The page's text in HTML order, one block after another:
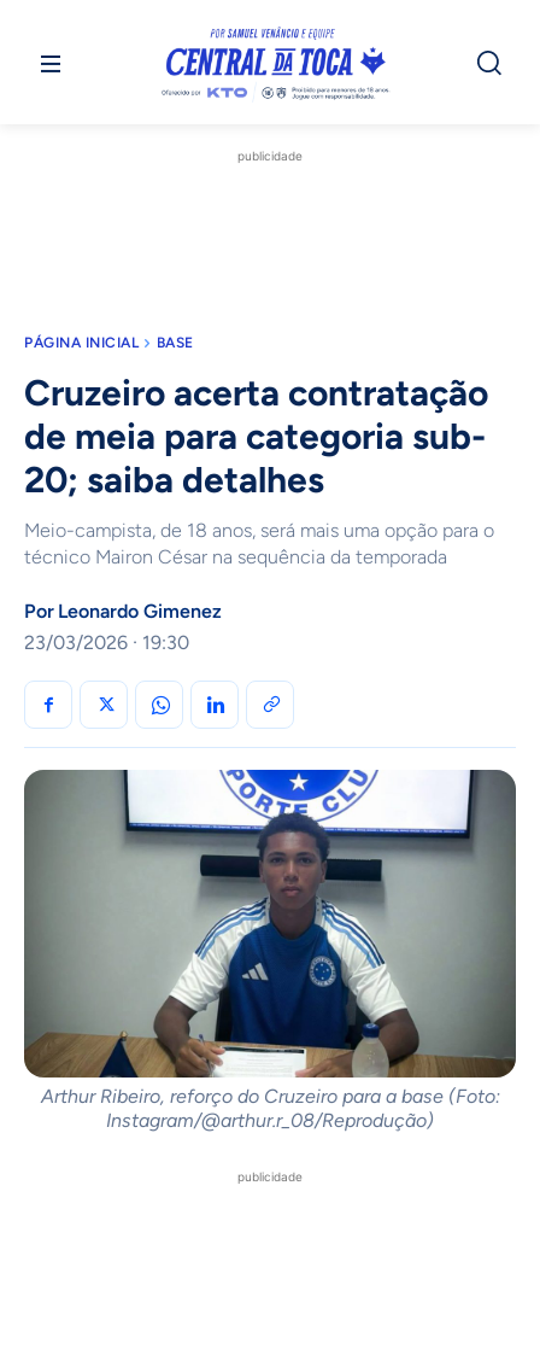
publicidade
PÁGINA INICIAL BASE
Cruzeiro acerta contratação
de meia para categoria sub-
20; saiba detalhes
Meio-campista, de 18 anos, será mais uma opção para o
técnico Mairon César na sequência da temporada
Por Leonardo Gimenez
23/03/2026 · 19:30
Arthur Ribeiro, reforço do Cruzeiro para a base (Foto:
Instagram/@arthur.r_08/Reprodução)
publicidade